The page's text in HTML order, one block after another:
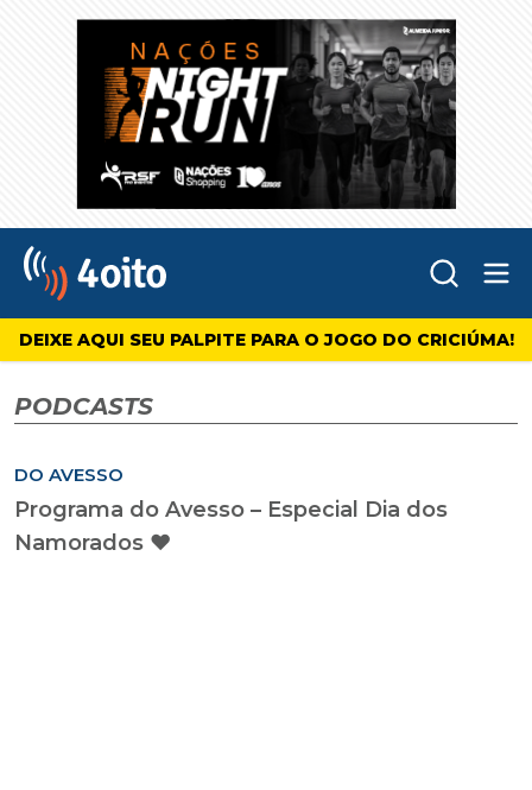
4oito
DEIXE AQUI SEU PALPITE PARA O JOGO DO CRICIÚMA!
PODCASTS
DO AVESSO
Programa do Avesso – Especial Dia dos
Namorados ❤️